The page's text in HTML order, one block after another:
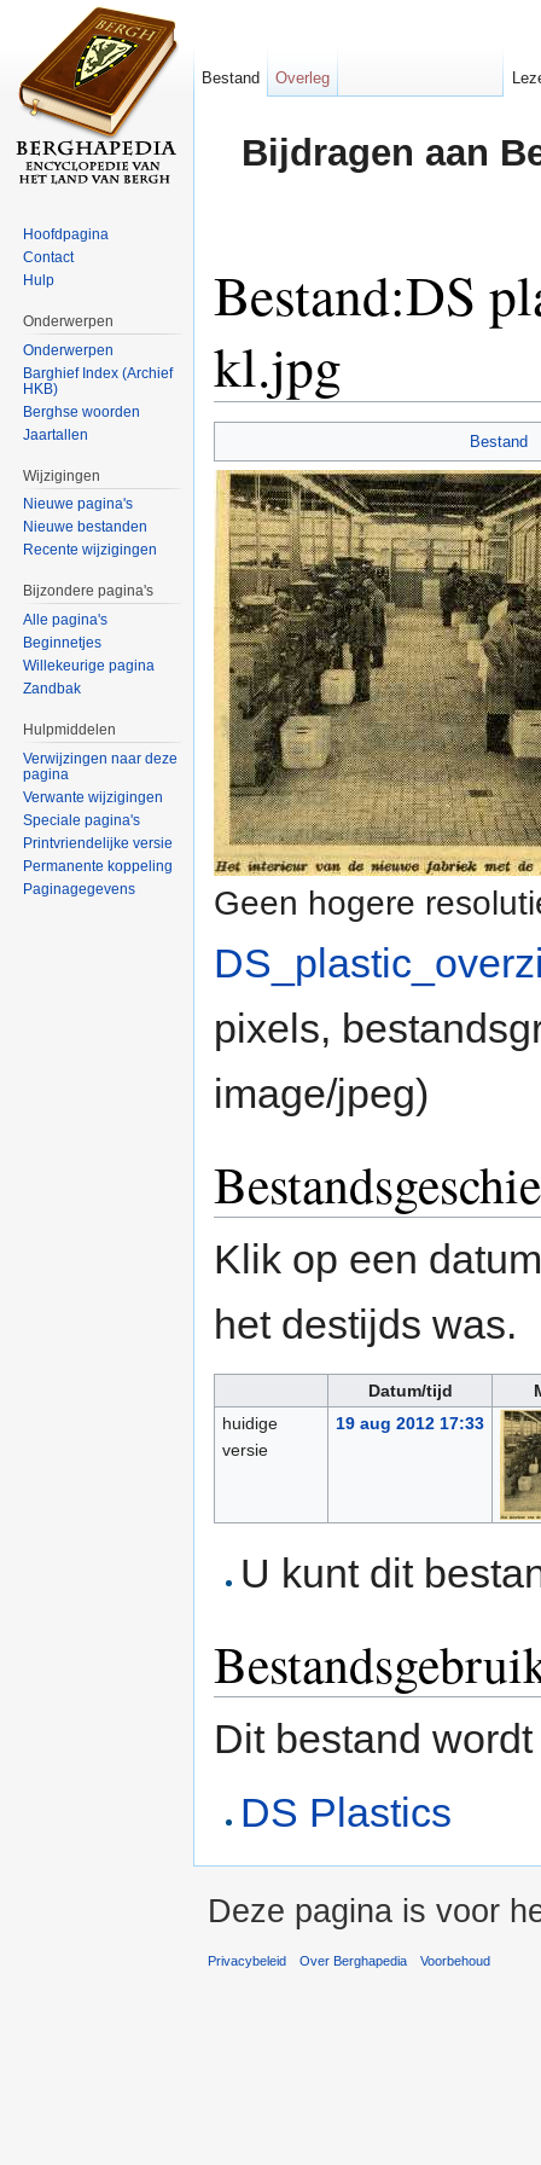
Bijdragen aan
Bestand:DS
kl.jpg
Bestand
Geen hogere
pixels,
image/jpeg)
Klik op een
het destijds was.
Datum/tijd
huidige
versie
19 aug 2012 17:33
U kunt dit
Dit bestand
DS Plastics
Bestand Overleg
Hoofdpagina
Contact
Hulp
Onderwerpen
Onderwerpen
Barghief Index (Archief
HKB)
Berghse woorden
Jaartallen
Wijzigingen
Nieuwe pagina's
Nieuwe bestanden
Recente wijzigingen
Bijzondere pagina's
Alle pagina's
Beginnetjes
Willekeurige pagina
Zandbak
Hulpmiddelen
Verwijzingen naar deze
pagina
Verwante wijzigingen
Speciale pagina's
Printvriendelijke versie
Permanente koppeling
Paginagegevens
Deze pagina is voor
Privacybeleid Over Berghapedia Voorbehoud